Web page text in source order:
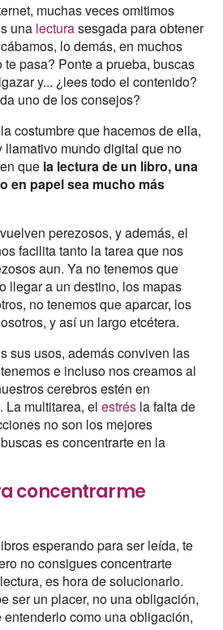
muchas veces omitimos
una lecturasesgada para obtener
lo demás, en muchos
pasa? Ponte a prueba, buscas
y... ¿lees todo el contenido?
uno de los consejos?
costumbre que hacemos de ella,
llamativo mundo digital que no
quela lectura de un libro, una
en papel sea mucho más
perezosos, y además, el
facilita tanto la tarea que nos
aun. Ya no tenemos que
llegar a un destino, los mapas
no tenemos que aparcar, los
y así un largo etcétera.
sus usos, además conviven las
e incluso nos creamos al
cerebros estén en
La multitarea, el estrésla falta de
no son los mejores
es concentrarte en la
concentrarme
esperando para ser leída, te
no consigues concentrarte
es hora de solucionarlo.
ser un placer, no una obligación,
como una obligación,